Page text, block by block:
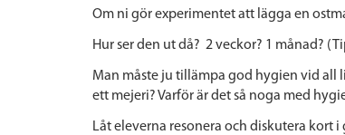
Om ni gör experimentet att lägga en
Hur ser den ut då? 2 veckor? 1 månad?
Man måste ju tillämpa god hygien vid all
ett mejeri? Varför är det så noga med
Låt eleverna resonera och diskutera kort